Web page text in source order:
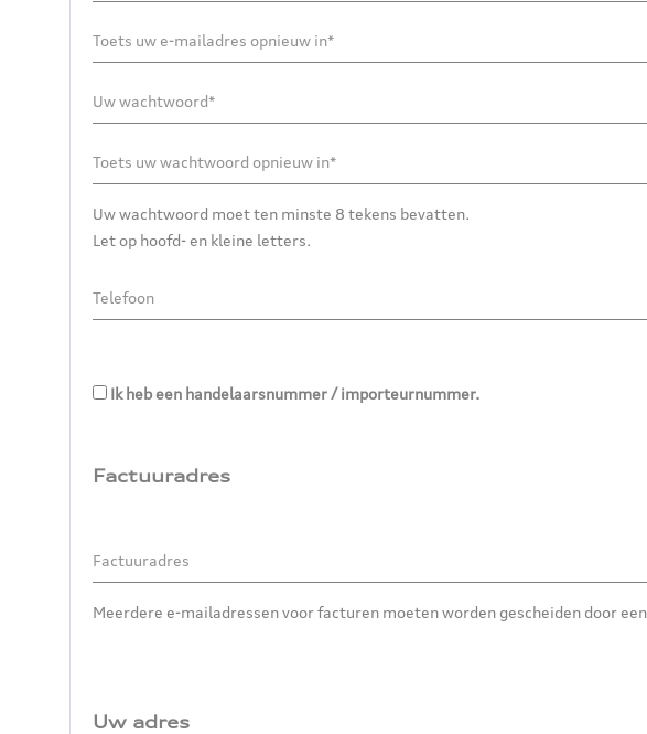
Uw wachtwoord moet ten minste 8 tekens bevatten.
Let op hoofd- en kleine letters.
Ik heb een handelaarsnummer / importeurnummer.
Factuuradres
Meerdere e-mailadressen voor facturen moeten worden gescheiden door
Uw adres